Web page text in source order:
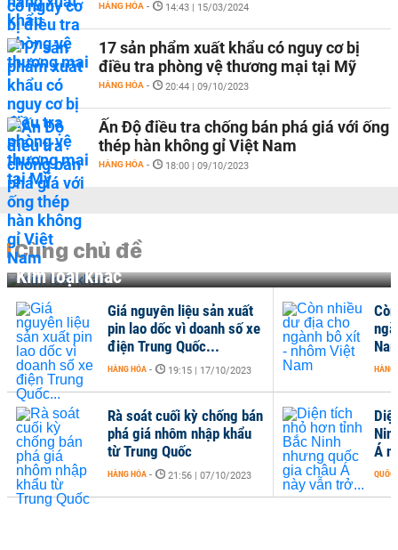
HÀNG HÓA - 14:43 | 15/03/2024
17 sản phẩm xuất khẩu có nguy cơ bị
điều tra phòng vệ thương mại tại Mỹ
HÀNG HÓA - 20:44 | 09/10/2023
Ấn Độ điều tra chống bán phá giá với ống
thép hàn không gỉ Việt Nam
HÀNG HÓA - 18:00 | 09/10/2023
Cùng chủ đề
Kim loại khác
Á
QUỐC
Giá nguyên liệu sản xuất
pin lao dốc vì doanh số xe
điện Trung Quốc...
HÀNG HÓA - 19:15 | 17/10/2023
Rà soát cuối kỳ chống bán
phá giá nhôm nhập khẩu
từ Trung Quốc
HÀNG HÓA - 21:56 | 07/10/2023
HÀNG